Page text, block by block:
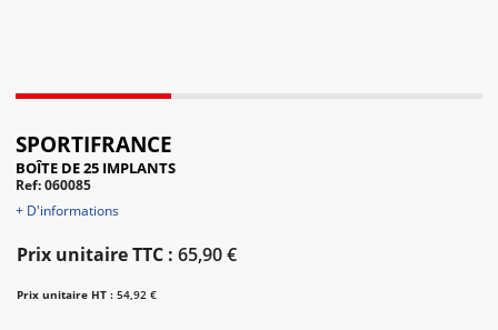
SPORTIFRANCE
BOÎTE DE 25 IMPLANTS
Ref: 060085
+ D'informations
Prix unitaire TTC : 65,90 €
Prix unitaire HT : 54,92 €